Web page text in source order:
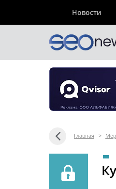
Новости
Главная >